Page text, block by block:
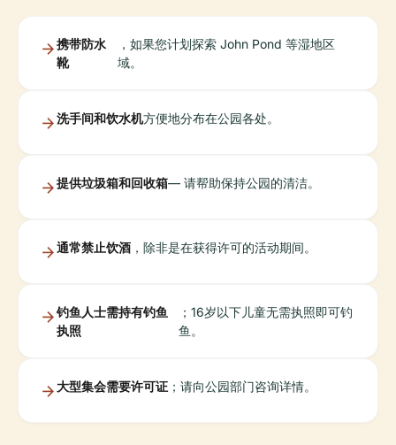
携带防水
靴
，如果您计划探索 John Pond 等湿地区
域。
洗手间和饮水机方便地分布在公园各处。
提供垃圾箱和回收箱— 请帮助保持公园的清洁。
通常禁止饮酒 ，除非是在获得许可的活动期间。
钓鱼人士需持有钓鱼
执照
；16岁以下儿童无需执照即可钓
鱼。
大型集会需要许可证 ；请向公园部门咨询详情。